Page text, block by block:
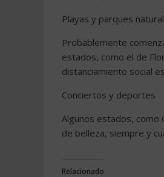
Playas y parques
Probablemente
estados, como el de
distanciamiento social
Conciertos y deportes
Algunos estados, como
de belleza, siempre y
Relacionado